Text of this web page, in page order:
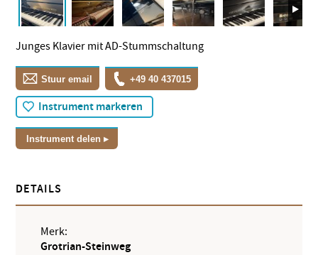
Junges Klavier mit AD-Stummschaltung
Stuur email +49 40 437015
Instrument markeren
Instrument delen
DETAILS
Merk:
Grotrian-Steinweg